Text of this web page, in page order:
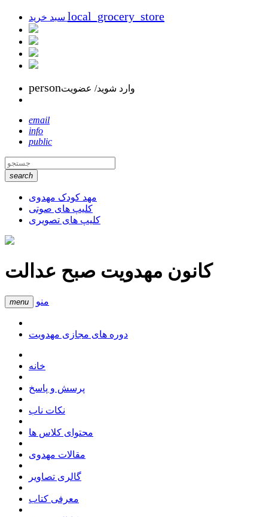
local_grocery_store
personوارد شوید/ عضویت
email
info
public
search
مهد کودک مهدوی
کلیپ های صوتی
کلیپ های تصویری
کانون مهدویت صبح عدالت
menu منو
دوره های مجازی مهدویت
خانه
پرسش و پاسخ
نکات ناب
محتوای کلاس ها
مقالات مهدوی
گالری تصاویر
معرفی کتاب